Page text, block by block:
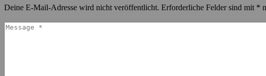
Deine E-Mail-Adresse wird nicht veröffentlicht. Erforderliche Felder sind mit *